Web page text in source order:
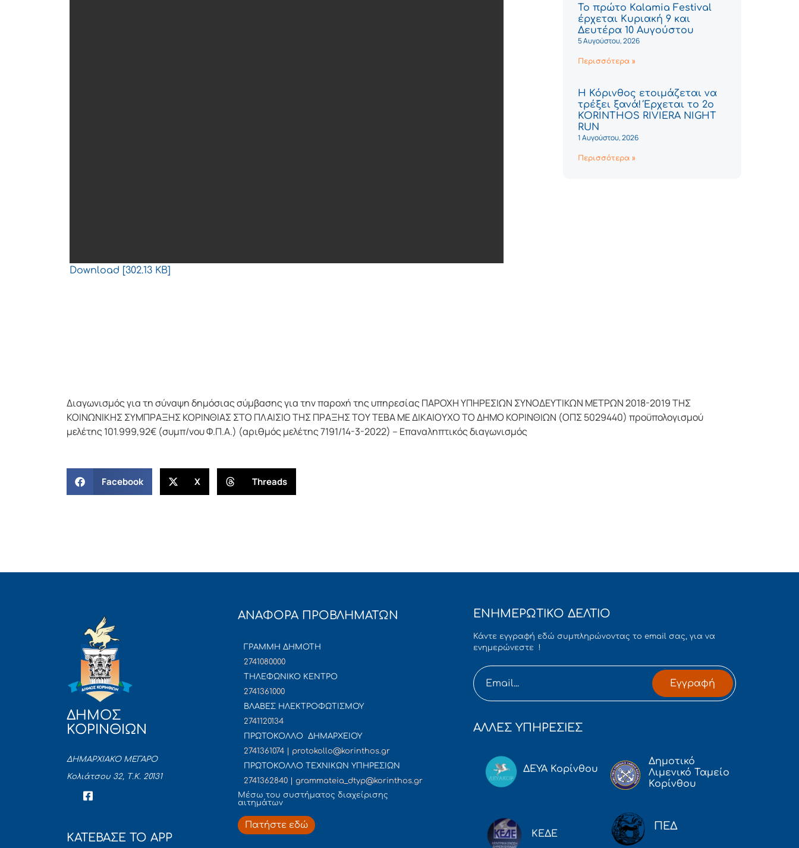
Download [302.13 KB]
Το πρώτο Kalamia Festival
έρχεται Κυριακή 9 και
Δευτέρα 10 Αυγούστου
5 Αυγούστου, 2026
Περισσότερα »
Η Κόρινθος ετοιμάζεται να
τρέξει ξανά! Έρχεται το 2ο
KORINTHOS RIVIERA NIGHT
RUN
1 Αυγούστου, 2026
Περισσότερα »
Διαγωνισμός για τη σύναψη δημόσιας σύμβασης για την παροχή της υπηρεσίας ΠΑΡΟΧΗ ΥΠΗΡΕΣΙΩΝ ΣΥΝΟΔΕΥΤΙΚΩΝ ΜΕΤΡΩΝ 2018-2019 ΤΗΣ
ΚΟΙΝΩΝΙΚΗΣ ΣΥΜΠΡΑΞΗΣ ΚΟΡΙΝΘΙΑΣ ΣΤΟ ΠΛΑΙΣΙΟ ΤΗΣ ΠΡΑΞΗΣ ΤΟΥ ΤΕΒΑ ΜΕ ΔΙΚΑΙΟΥΧΟ ΤΟ ΔΗΜΟ ΚΟΡΙΝΘΙΩΝ (ΟΠΣ 5029440) προϋπολογισμού
μελέτης 101.999,92€ (συμπ/νου Φ.Π.Α.) (αριθμός μελέτης 7191/14-3-2022) – Επαναληπτικός διαγωνισμός
Facebook X Threads
ΔΗΜΟΣ
ΚΟΡΙΝΘΙΩΝ
ΔΗΜΑΡΧΙΑΚΟ ΜΕΓΑΡΟ
Κολιάτσου 32, Τ.Κ. 20131
ΚΑΤΕΒΑΣΕ ΤΟ APP
ΑΝΑΦΟΡΑ ΠΡΟΒΛΗΜΑΤΩΝ
ΓΡΑΜΜΗ ΔΗΜΟΤΗ
2741080000
ΤΗΛΕΦΩΝΙΚΟ ΚΕΝΤΡΟ
2741361000
ΒΛΑΒΕΣ ΗΛΕΚΤΡΟΦΩΤΙΣΜΟΥ
2741120134
ΠΡΩΤΟΚΟΛΛΟ ΔΗΜΑΡΧΕΙΟΥ
2741361074 | protokollo@korinthos.gr
ΠΡΩΤΟΚΟΛΛΟ ΤΕΧΝΙΚΩΝ ΥΠΗΡΕΣΙΩΝ
2741362840 | grammateia_dtyp@korinthos.gr
Mέσω του συστήματος διαχείρισης
αιτημάτων
Πατήστε εδώ
ΕΝΗΜΕΡΩΤΙΚΟ ΔΕΛΤΙΟ
Κάντε εγγραφή εδώ συμπληρώνοντας το email σας, για να
ενημερώνεστε !
Εγγραφή
ΑΛΛΕΣ ΥΠΗΡΕΣΙΕΣ
ΔΕΥΑ Κορίνθου
Δημοτικό
Λιμενικό Ταμείο
Κορίνθου
ΚΕΔΕ
ΠΕΔ